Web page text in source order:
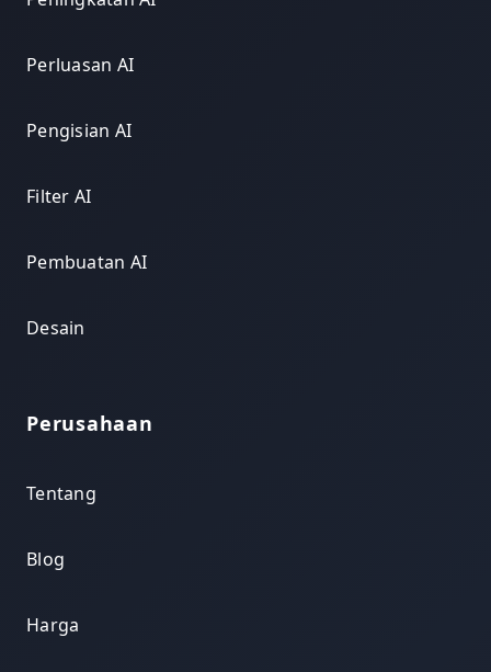
Perluasan AI
Pengisian AI
Filter AI
Pembuatan AI
Desain
Perusahaan
Tentang
Blog
Harga